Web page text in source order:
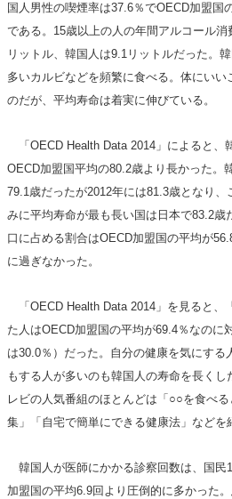
国人男性の喫煙率は37.6％でOECD加盟国
である。15歳以上の人の年間アルコール
リットル、韓国人は9.1リットルだった。
多いカルビなどを頻繁に食べる。体にい
のだが、平均寿命は着実に伸びている。
「OECD Health Data 2014」によると、
OECD加盟国平均の80.2歳より長かった。
79.1歳だったが2012年には81.3歳となり
みに平均寿命が最も長い国は日本で83.2歳
口に占める割合はOECD加盟国の平均が
に過ぎなかった。
「OECD Health Data 2014」を見ると、
た人はOECD加盟国の平均が69.4％なのに
は30.0％）だった。自分の健康を気にす
もする人が多いのも韓国人の寿命を長く
レビの人気番組のほとんどは「○○を食べ
集」「自宅で簡単にできる健康法」などを
韓国人が医師にかかる診察回数は、国民
加盟国の平均6.9回より圧倒的に多かった